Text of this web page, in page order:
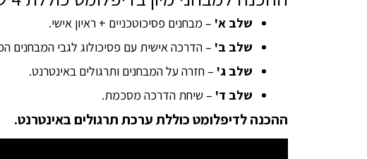
שלב א' – מבחנים פסיכוטכניים + ראיון אישי.
שלב ב' – הדרכה אישית עם פסיכולוג לגבי המבחנים
שלב ג' – חזרה על המבחנים ותרגולים באינטרנט.
שלב ד' – שיחת הדרכה מסכמת.
ההכנה לדיפלומט כוללת ערכת תרגולים באינטרנט.